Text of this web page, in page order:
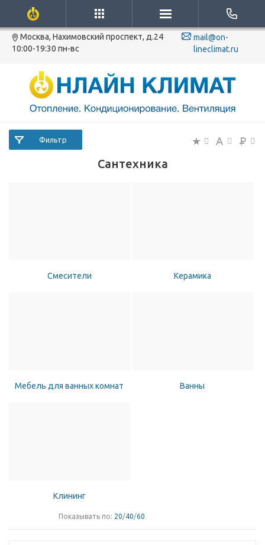
Москва, Нахимовский проспект, д.24
10:00-19:30 пн-вс
mail@on-
lineclimat.ru
Сантехника
Смесители Керамика
Мебель для ванных комнат Ванны
Клининг
Фильтр
Показывать по: 20/40/60